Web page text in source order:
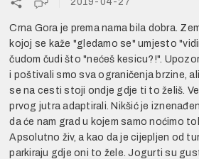
Crna Gora je prema nama bila dobra.
kojoj se kaže "gledamo se" umjesto
čudom čudi što "nećeš kesicu?!".
i poštivali smo sva ograničenja brzine,
se na cesti stoji ondje gdje ti to želiš.
prvog jutra adaptirali. Nikšić je
da će nam grad u kojem samo noćimo
Apsolutno živ, a kao da je cijepljen od
parkiraju gdje oni to žele. Jogurti su